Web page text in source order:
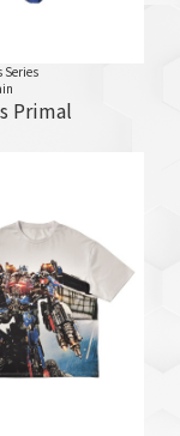
Series
Primal